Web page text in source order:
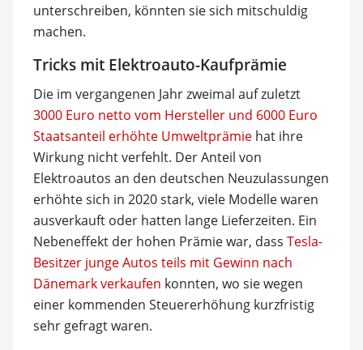
unterschreiben, könnten sie sich mitschuldig
machen.
Tricks mit Elektroauto-Kaufprämie
Die im vergangenen Jahr zweimal auf zuletzt
3000 Euro netto vom Hersteller und 6000 Euro
Staatsanteil erhöhte Umweltprämiehat ihre
Wirkung nicht verfehlt. Der Anteil von
Elektroautos an den deutschen Neuzulassungen
erhöhte sich in 2020 stark, viele Modelle waren
ausverkauft oder hatten lange Lieferzeiten. Ein
Nebeneffekt der hohen Prämie war, dass Tesla-
Besitzer junge Autos teils mit Gewinn nach
Dänemark verkaufen konnten, wo sie wegen
einer kommenden Steuererhöhung kurzfristig
sehr gefragt waren.